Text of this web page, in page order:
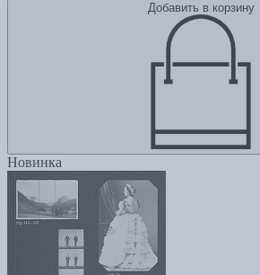
Добавить в корзину
Новинка